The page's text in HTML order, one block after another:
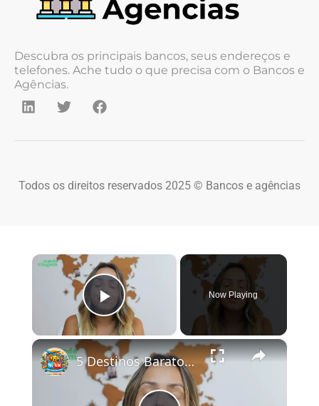
Descubra os principais bancos, seus endereços e
telefones. Ache tudo o que precisa com o Bancos e
Agências.
Todos os direitos reservados 2025 © Bancos e agências
×
Play Video
Now Playing
×
5 Destinos Baratos no Brasil Para Conhecer e Amar! 🇧🇷✨